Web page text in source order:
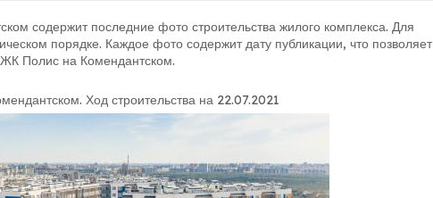
содержит последние фото строительства жилого комплекса. Для
порядке. Каждое фото содержит дату публикации, что позволяет
ЖК Полис на Комендантском.
. Ход строительства на 22.07.2021